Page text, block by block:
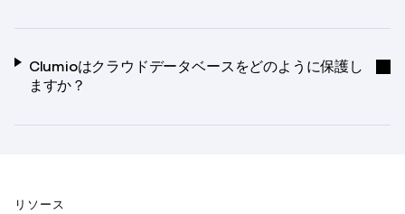
Clumioはクラウドデータベースをどのように保護し
ますか？
リソース